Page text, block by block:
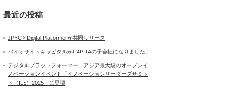
最近の投稿
JPYCとDigital Platformerが共同リリース
バイオサイトキャピタルがCAPITAの子会社になりました。
デジタルプラットフォーマー、アジア最大級のオープンイ
ノベーションイベント「イノベーションリーダーズサミッ
ト（ILS）2025」に登壇